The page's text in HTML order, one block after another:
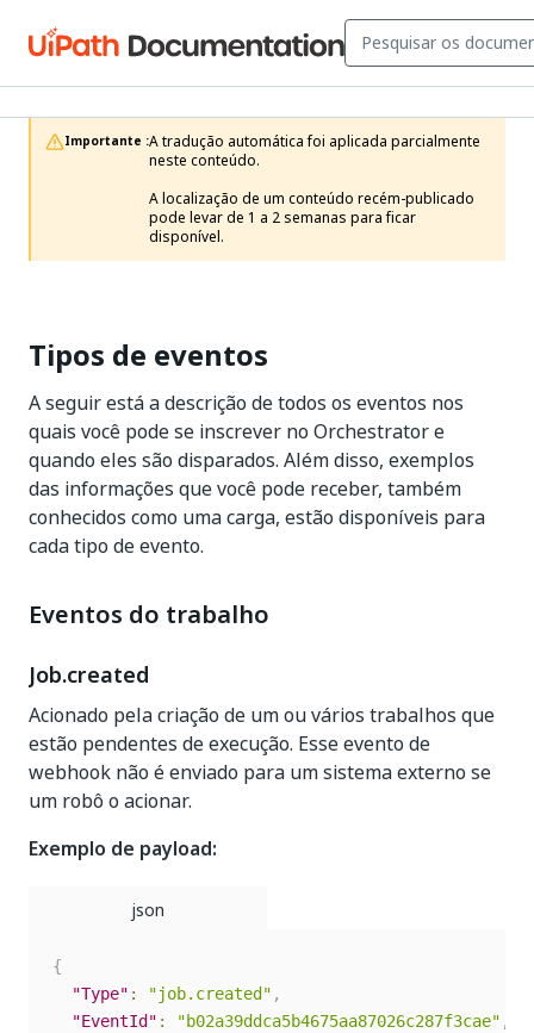
Importante :A tradução automática foi aplicada parcialmente
neste conteúdo.
A localização de um conteúdo recém-publicado
pode levar de 1 a 2 semanas para ficar
disponível.
Tipos de eventos
A seguir está a descrição de todos os eventos nos
quais você pode se inscrever no Orchestrator e
quando eles são disparados. Além disso, exemplos
das informações que você pode receber, também
conhecidos como uma carga, estão disponíveis para
cada tipo de evento.
Eventos do trabalho
Job.created
Acionado pela criação de um ou vários trabalhos que
estão pendentes de execução. Esse evento de
webhook não é enviado para um sistema externo se
um robô o acionar.
Exemplo de payload:
{
"Type" : "job.created" ,
"EventId" : "b02a39ddca5b4675aa87026c287f3cae" ,